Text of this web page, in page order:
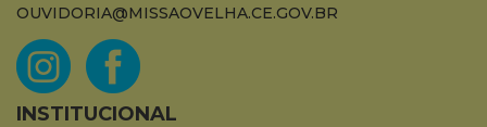
OUVIDORIA@MISSAOVELHA.CE.GOV.BR
INSTITUCIONAL